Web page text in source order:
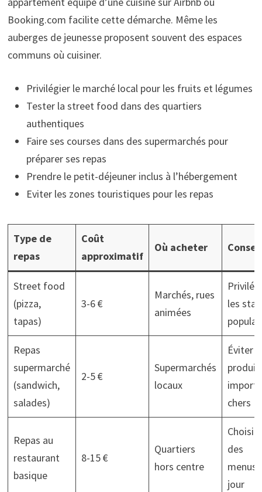
Booking.com facilite cette démarche. Même les
auberges de jeunesse proposent souvent des espaces
communs où cuisiner.
Privilégier le marché local pour les fruits et légumes
Tester la street food dans des quartiers
authentiques
Faire ses courses dans des supermarchés pour
préparer ses repas
Prendre le petit-déjeuner inclus à l’hébergement
Eviter les zones touristiques pour les repas
Type de
repas
Coût
approximatif
Où acheter Conseil
Street food
(pizza,
tapas)
3-6 €
Marchés, rues
animées
les
Repas
supermarché
(sandwich,
salades)
2-5 €
Supermarchés
locaux
Éviter
chers
Repas au
restaurant
basique
8-15 €
Quartiers
hors centre
Choisir
des
menus
jour